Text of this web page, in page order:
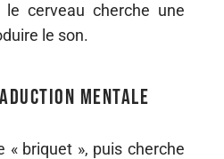
le cerveau cherche une
le son.
mentale
« briquet », puis cherche